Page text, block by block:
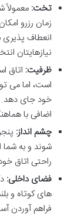
تخت: معمولاً
زمان رزرو
انعطاف
نیازهایتان
ظرفیت: اتاق
است، اما می
خود جای دهد.
اضافی با
چشم انداز:
شوند و به شما
راحتی اتاق
فضای داخلی:
های کوتاه و
فراهم آوردن